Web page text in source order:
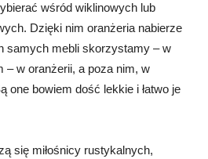
wśród wiklinowych lub
Dzięki nim oranżeria nabierze
samych mebli skorzystamy – w
– w oranżerii, a poza nim, w
one bowiem dość lekkie i łatwo je
się miłośnicy rustykalnych,